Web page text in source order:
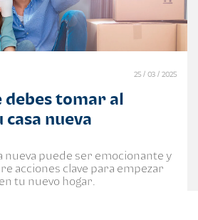
25 / 03 / 2025
debes tomar al
nueva
nueva puede ser emocionante y
acciones clave para empezar
tu nuevo hogar.